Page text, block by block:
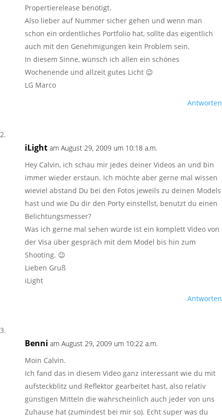
Propertierelease benötigt.
Also lieber auf Nummer sicher gehen und wenn man
schon ein ordentliches Portfolio hat, sollte das eigentlich
auch mit den Genehmigungen kein Problem sein.
In diesem Sinne, wünsch ich allen ein schönes
Wochenende und allzeit gutes Licht 😉
LG Marco
Antworten
iLight am August 29, 2009 um 10:18 a.m.
Hey Calvin, ich schau mir jedes deiner Videos an und bin
immer wieder erstaun. Ich möchte aber gerne mal wissen
wieviel abstand Du bei den Fotos jeweils zu deinen Models
hast und wie Du dir den Porty einstellst, benutzt du einen
Belichtungsmesser?
Was ich gerne mal sehen würde ist ein komplett Video von
der Visa über gespräch mit dem Model bis hin zum
Shooting. 😉
Lieben Gruß
iLight
Antworten
Benni am August 29, 2009 um 10:22 a.m.
Moin Calvin.
Ich fand das in diesem Video ganz interessant wie du mit
aufsteckblitz und Reflektor gearbeitet hast, also relativ
günstigen Mitteln die wahrscheinlich auch jeder von uns
Zuhause hat (zumindest bei mir so). Echt super was du